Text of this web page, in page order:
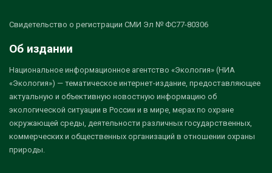
Свидетельство о регистрации СМИ Эл № ФС77-80306
Об издании
Национальное информационное агентство «Экология» (НИА
«Экология») — тематическое интернет-издание, предоставляющее
актуальную и объективную новостную информацию об
экологической ситуации в России и в мире, мерах по охране
окружающей среды, деятельности различных государственных,
коммерческих и общественных организаций в отношении охраны
природы.